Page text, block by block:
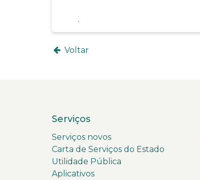
Voltar
Serviços
Serviços novos
Carta de Serviços do Estado
Utilidade Pública
Aplicativos